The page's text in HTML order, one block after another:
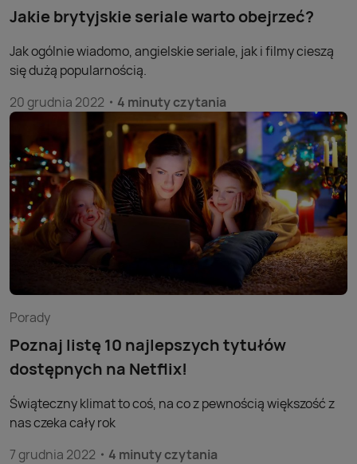
Jakie brytyjskie seriale warto obejrzeć?
Jak ogólnie wiadomo, angielskie seriale, jak i filmy cieszą
się dużą popularnością.
20 grudnia 2022
4 minuty czytania
Porady
Poznaj listę 10 najlepszych tytułów
dostępnych na Netflix!
Świąteczny klimat to coś, na co z pewnością większość z
nas czeka cały rok
7 grudnia 2022
4 minuty czytania